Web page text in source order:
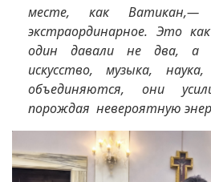
месте, как
экстраординарное. Это
один давали не два, а
искусство, музыка,
объединяются, они
порождая невероятную